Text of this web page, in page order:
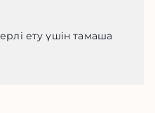
ету үшін тамаша